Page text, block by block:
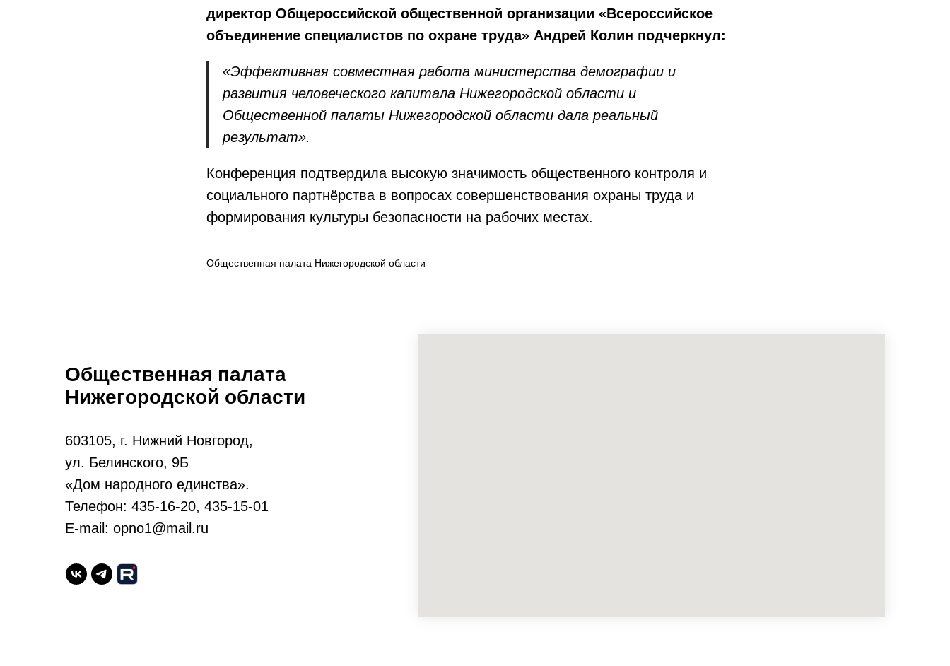
директор Общероссийской общественной организации «Всероссийское
объединение специалистов по охране труда» Андрей Колин подчеркнул:
«Эффективная совместная работа министерства демографии и
развития человеческого капитала Нижегородской области и
Общественной палаты Нижегородской области дала реальный
результат».
Конференция подтвердила высокую значимость общественного контроля и
социального партнёрства в вопросах совершенствования охраны труда и
формирования культуры безопасности на рабочих местах.
Общественная палата Нижегородской области
Общественная палата
Нижегородской области
603105, г. Нижний Новгород,
ул. Белинского, 9Б
«Дом народного единства».
Телефон: 435-16-20, 435-15-01
E-mail: opno1@mail.ru